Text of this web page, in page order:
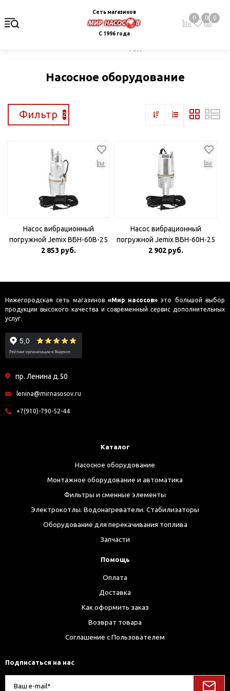
Сеть магазинов
С 1996 года
0 0 0
Насосное оборудование
Фильтр 2
Насос вибрационный
погружной Jemix ВБН-60В-25
Верхний забор воды
2 853 руб.
Насос вибрационный
погружной Jemix ВБН-60Н-25
Нижний забор воды
2 902 руб.
Нижегородская сеть магазинов «Мир насосов» это большой выбор
продукции высокого качества и современный сервис дополнительных
услуг.
пр. Ленина д.50
lenina@mirnasosov.ru
+7(910)-790-52-44
Каталог
Насосное оборудование
Монтажное оборудование и автоматика
Фильтры и сменные элементы
Электрокотлы. Водонагреватели. Стабилизаторы
Оборудование для перекачивания топлива
Запчасти
Помощь
Оплата
Доставка
Как оформить заказ
Возврат товара
Соглашение с Пользователем
Подписаться на нас